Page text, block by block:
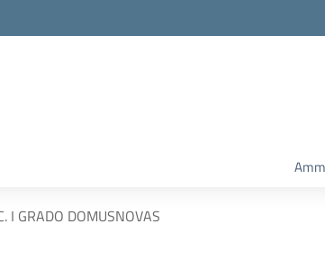
I GRADO DOMUSNOVAS